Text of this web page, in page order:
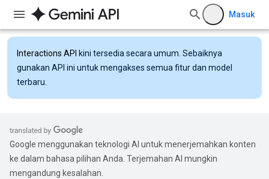
Masuk
Interactions API kini tersedia secara umum. Sebaiknya
gunakan API ini untuk mengakses semua fitur dan model
terbaru.
Google menggunakan teknologi AI untuk menerjemahkan konten
ke dalam bahasa pilihan Anda. Terjemahan AI mungkin
mengandung kesalahan.